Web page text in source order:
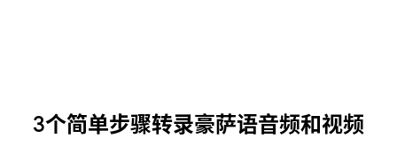
3个简单步骤转录豪萨语音频和视频